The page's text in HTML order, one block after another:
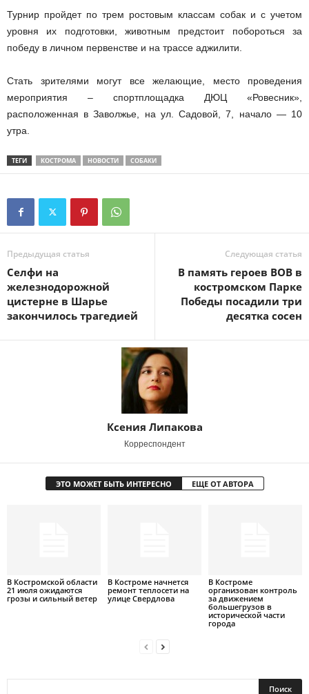
Турнир пройдет по трем ростовым классам собак и с учетом
уровня их подготовки, животным предстоит побороться за
победу в личном первенстве и на трассе аджилити.
Стать зрителями могут все желающие, место проведения
мероприятия – спортплощадка ДЮЦ «Ровесник»,
расположенная в Заволжье, на ул. Садовой, 7, начало — 10
утра.
ТЕГИ КОСТРОМА НОВОСТИ СОБАКИ
Предыдущая статья
Селфи на
железнодорожной
цистерне в Шарье
закончилось трагедией
Следующая статья
В память героев ВОВ в
костромском Парке
Победы посадили три
десятка сосен
Ксения Липакова
Корреспондент
ЭТО МОЖЕТ БЫТЬ ИНТЕРЕСНО ЕЩЕ ОТ АВТОРА
В Костромской области
21 июля ожидаются
грозы и сильный ветер
В Костроме начнется
ремонт теплосети на
улице Свердлова
В Костроме
организован контроль
за движением
большегрузов в
исторической части
города